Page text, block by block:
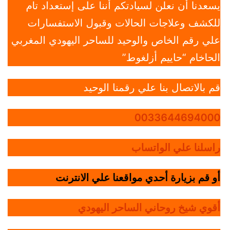
يسعدنا أن نعلن لسيادتكم أننا على إستعداد تام
للكشف وعلاجات الحالات وقبول الاستفسارات
علي رقم الخاص والوحيد للساحر اليهودي المغربي
الحاخام “حاييم أزلغوط”
قم بالاتصال بنا علي رقمنا الوحيد
0033644694000
راسلنا علي الواتساب
أو قم بزيارة أحدي مواقعنا علي الانترنت
أقوي شيخ روحاني الساحر اليهودي